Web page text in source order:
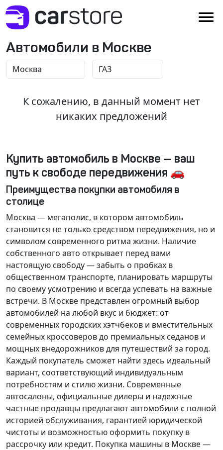
Автомобили в Москве
К сожалению, в данный момент нет
никаких предложений
Купить автомобиль в Москве — ваш
путь к свободе передвижения 🚗
Преимущества покупки автомобиля в
столице
Москва — мегаполис, в котором автомобиль
становится не только средством передвижения, но и
символом современного ритма жизни. Наличие
собственного авто открывает перед вами
настоящую свободу — забыть о пробках в
общественном транспорте, планировать маршруты
по своему усмотрению и всегда успевать на важные
встречи. В Москве представлен огромный выбор
автомобилей на любой вкус и бюджет: от
современных городских хэтчбеков и вместительных
семейных кроссоверов до премиальных седанов и
мощных внедорожников для путешествий за город.
Каждый покупатель сможет найти здесь идеальный
вариант, соответствующий индивидуальным
потребностям и стилю жизни. Современные
автосалоны, официальные дилеры и надежные
частные продавцы предлагают автомобили с полной
историей обслуживания, гарантией юридической
чистоты и возможностью оформить покупку в
рассрочку или кредит. Покупка машины в Москве —